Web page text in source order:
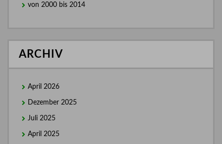
von 2000 bis 2014
ARCHIV
April 2026
Dezember 2025
Juli 2025
April 2025